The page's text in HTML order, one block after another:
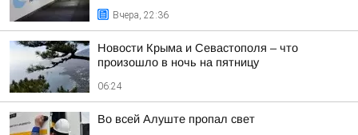
Вчера, 22:36
Новости Крыма и Севастополя – что
произошло в ночь на пятницу
06:24
Во всей Алуште пропал свет